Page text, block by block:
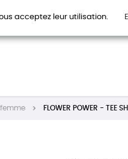
FEMMES
FLOWER POWER - TEE
acceptez leur utilisation.